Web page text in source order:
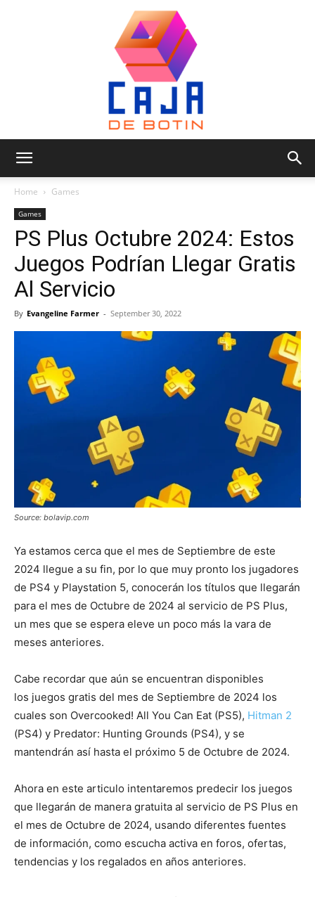
de
Home Games
Games
PS Plus Octubre 2024: Estos
Juegos Podrían Llegar Gratis
Al Servicio
By Evangeline Farmer - September 30, 2022
Source: bolavip.com
Ya estamos cerca que el mes de Septiembre de este
2024 llegue a su fin, por lo que muy pronto los jugadores
de PS4 y Playstation 5, conocerán los títulos que llegarán
para el mes de Octubre de 2024 al servicio de PS Plus,
un mes que se espera eleve un poco más la vara de
meses anteriores.
Cabe recordar que aún se encuentran disponibles
los juegos gratis del mes de Septiembre de 2024 los
cuales son Overcooked! All You Can Eat (PS5), Hitman 2
(PS4) y Predator: Hunting Grounds (PS4), y se
mantendrán así hasta el próximo 5 de Octubre de 2024.
Ahora en este articulo intentaremos predecir los juegos
que llegarán de manera gratuita al servicio de PS Plus en
el mes de Octubre de 2024, usando diferentes fuentes
de información, como escucha activa en foros, ofertas,
tendencias y los regalados en años anteriores.